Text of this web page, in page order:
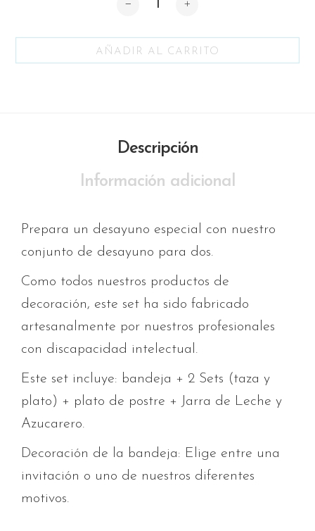
AÑADIR AL CARRITO
Descripción
Información adicional
Prepara un desayuno especial con nuestro
conjunto de desayuno para dos.
Como todos nuestros productos de
decoración, este set ha sido fabricado
artesanalmente por nuestros profesionales
con discapacidad intelectual.
Este set incluye: bandeja + 2 Sets (taza y
plato) + plato de postre + Jarra de Leche y
Azucarero.
Decoración de la bandeja: Elige entre una
invitación o uno de nuestros diferentes
motivos.